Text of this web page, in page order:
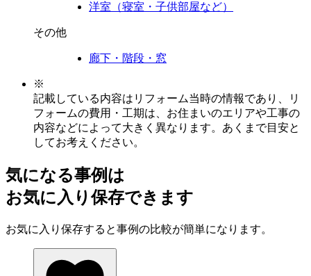
洋室（寝室・子供部屋など）
その他
廊下・階段・窓
※
記載している内容はリフォーム当時の情報であり、リ
フォームの費用・工期は、お住まいのエリアや工事の
内容などによって大きく異なります。あくまで目安と
してお考えください。
気になる事例は
お気に入り保存できます
お気に入り保存すると事例の比較が簡単になります。